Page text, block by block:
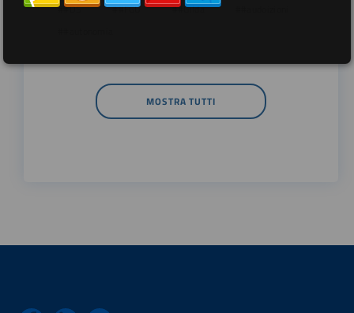
##DS ##FGU ##Gilda
MOSTRA TUTTI